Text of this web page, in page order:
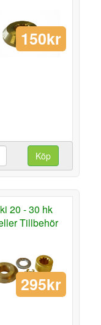
150kr
Köp
20 - 30 hk
Tillbehör
295kr